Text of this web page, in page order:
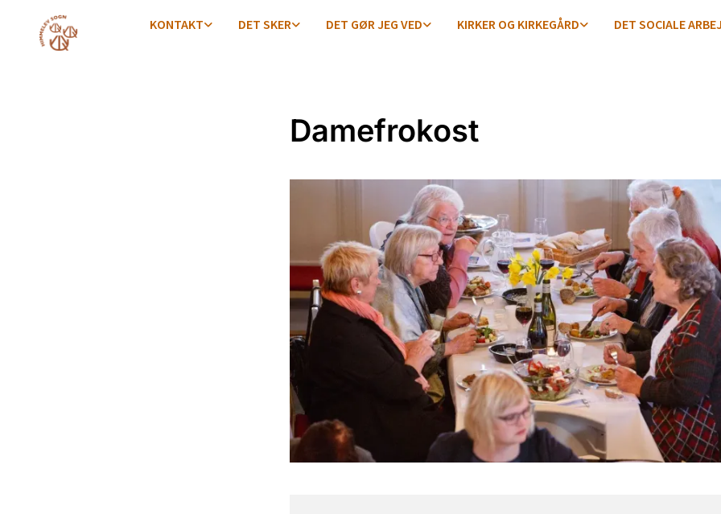
KONTAKT DET SKER DET GØR JEG VED KIRKER OG KIRKEGÅRD DET SOCIALE
Damefrokost